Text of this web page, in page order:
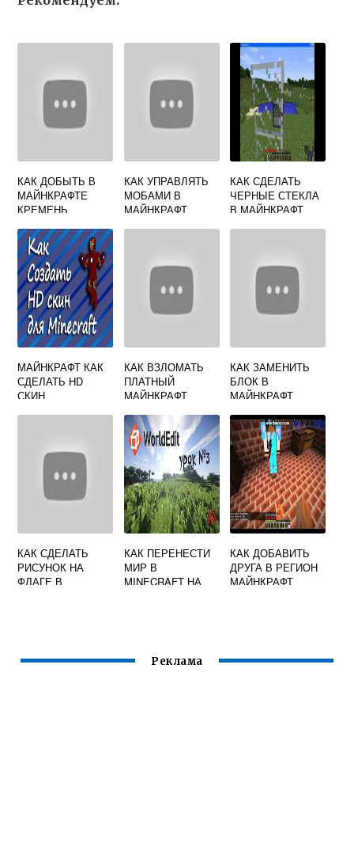
КАК ДОБЫТЬ В
МАЙНКРАФТЕ
КРЕМЕНЬ
КАК УПРАВЛЯТЬ
МОБАМИ В
МАЙНКРАФТ
КАК СДЕЛАТЬ
ЧЕРНЫЕ СТЕКЛА
В МАЙНКРАФТ
МАЙНКРАФТ КАК
СДЕЛАТЬ HD
СКИН
КАК ВЗЛОМАТЬ
ПЛАТНЫЙ
МАЙНКРАФТ
КАК ЗАМЕНИТЬ
БЛОК В
МАЙНКРАФТ
КАК СДЕЛАТЬ
РИСУНОК НА
ФЛАГЕ В
КАК ПЕРЕНЕСТИ
МИР В
MINECRAFT НА
КАК ДОБАВИТЬ
ДРУГА В РЕГИОН
МАЙНКРАФТ
Реклама